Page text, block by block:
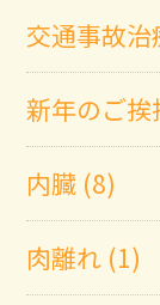
交通事故治
新年のご挨
内臓 (8)
肉離れ (1)